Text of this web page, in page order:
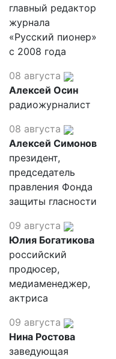
главный редактор
журнала
«Русский пионер»
с 2008 года
08 августа
Алексей Осин
радиожурналист
08 августа
Алексей Симонов
президент,
председатель
правления Фонда
защиты гласности
09 августа
Юлия Богатикова
российский
продюсер,
медиаменеджер,
актриса
09 августа
Нина Ростова
заведующая